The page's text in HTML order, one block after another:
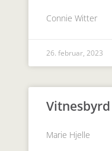
Connie Witter
26. februar, 2023
Marie Hjelle